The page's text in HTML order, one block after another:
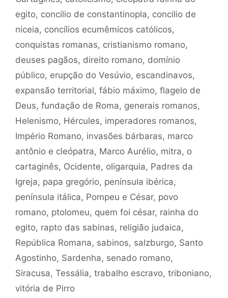
egito, concilio de constantinopla, concilio de
niceia, concílios ecumêmicos católicos,
conquistas romanas, cristianismo romano,
deuses pagãos, direito romano, domínio
público, erupção do Vesúvio, escandinavos,
expansão territorial, fábio máximo, flagelo de
Deus, fundação de Roma, generais romanos,
Helenismo, Hércules, imperadores romanos,
Império Romano, invasões bárbaras, marco
antônio e cleópatra, Marco Aurélio, mitra, o
cartaginês, Ocidente, oligarquia, Padres da
Igreja, papa gregório, península ibérica,
península itálica, Pompeu e César, povo
romano, ptolomeu, quem foi césar, rainha do
egito, rapto das sabinas, religião judaica,
República Romana, sabinos, salzburgo, Santo
Agostinho, Sardenha, senado romano,
Siracusa, Tessália, trabalho escravo, triboniano,
vitória de Pirro